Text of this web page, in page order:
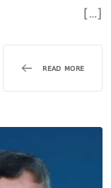
[…]
READ MORE